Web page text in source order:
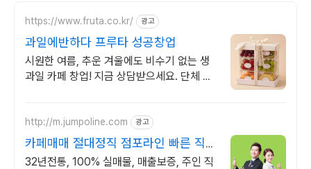
https://www.fruta.co.kr/ 광고
과일에반하다 프루타 성공창업
시원한 여름, 추운 겨울에도 비수기 없는 생
과일 카페 창업! 지금 상담받으세요. 단체 주
http://m.jumpoline.com 광고
카페매매 절대정직 점포라인 빠른 직거
래 & 안전중개거래
32년전통, 100% 실매물, 매출보증, 주인 직